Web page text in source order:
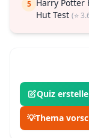
5
Harry Potter
Hut Test (⭐
Quiz
💡Thema